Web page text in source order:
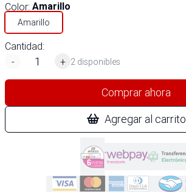
Color: Amarillo
Amarillo
Cantidad:
-
+ 2 disponibles
Comprar ahora
Agregar al carrito